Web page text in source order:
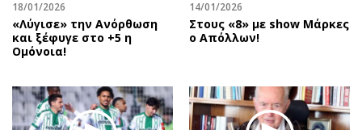
Πολιτισμός
Σινεμά
Θέατρο-Χορός
Εικαστικά
Βιβλίο
Εκπομπές
Wine routes
Προσφορές
Προσωπικότητες στην ''Κ''
18/01/2026
«Λύγισε» την Ανόρθωση
και ξέφυγε στο +5 η
Ομόνοια!
14/01/2026
Στους «8» με show Μάρκες
ο Απόλλων!